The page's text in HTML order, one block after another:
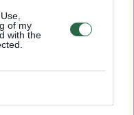
of my
with the
aktyvistų
Ukrainos
yra